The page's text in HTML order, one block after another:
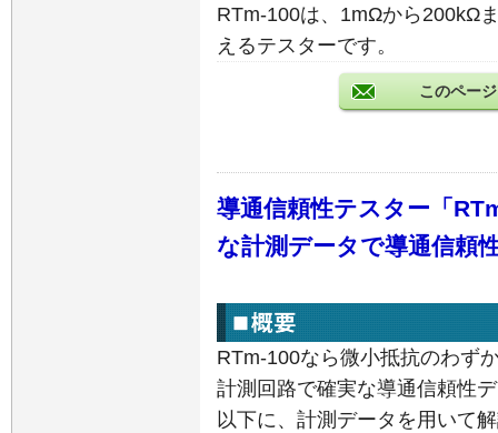
RTm-100は、1mΩから200kΩ
えるテスターです。
このペー
導通信頼性テスター「
な計測データで導通信頼
RTm-100なら微小抵抗のわず
計測回路で確実な導通信頼性
以下に、計測データを用いて